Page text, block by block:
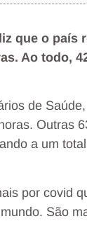
que o país
Ao todo,
de
Outras
a um
por covid
São